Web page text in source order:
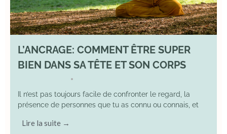
L’ANCRAGE: COMMENT ÊTRE SUPER
BIEN DANS SA TÊTE ET SON CORPS
•
Il n’est pas toujours facile de confronter le regard, la
présence de personnes que tu as connu ou connais, et
Lire la suite →